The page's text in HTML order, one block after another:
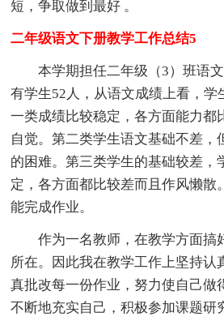
短，争取做到最好 。
二年级语文下册教学工作总结5
本学期担任二年级（3）班语文
有学生52人，从语文成绩上看，学
一类成绩比较稳定，各方面能力都
自觉。第二类学生语文基础不差，
的困难。第三类学生的基础较差，
定，各方面都比较差而且作风懒散
能完成作业。
作为一名教师，在教学方面搞
所在。因此我在教学工作上坚持认
真批改每一份作业，努力使自己做
不断地充实自己，积极参加课题研